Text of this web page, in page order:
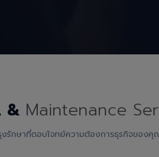
& Maintenance
งรักษาที่ตอบโจทย์ความต้องการธุรกิจของ